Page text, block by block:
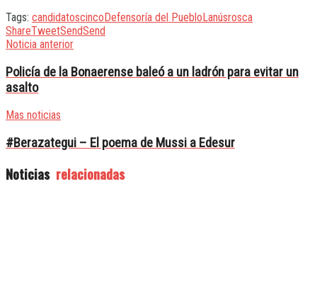
Tags: candidatoscincoDefensoría del PuebloLanúsrosca
ShareTweetSendSend
Noticia anterior
Policía de la Bonaerense baleó a un ladrón para evitar un
asalto
Mas noticias
#Berazategui – El poema de Mussi a Edesur
Noticias relacionadas